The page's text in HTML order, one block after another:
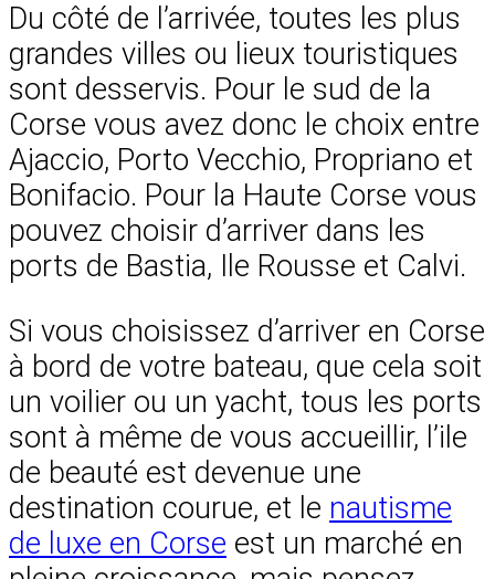
Du côté de l’arrivée, toutes les plus
grandes villes ou lieux touristiques
sont desservis. Pour le sud de la
Corse vous avez donc le choix entre
Ajaccio, Porto Vecchio, Propriano et
Bonifacio. Pour la Haute Corse vous
pouvez choisir d’arriver dans les
ports de Bastia, Ile Rousse et Calvi.
Si vous choisissez d’arriver en Corse
à bord de votre bateau, que cela soit
un voilier ou un yacht, tous les ports
sont à même de vous accueillir, l’ile
de beauté est devenue une
destination courue, et le nautisme
de luxe en Corse est un marché en